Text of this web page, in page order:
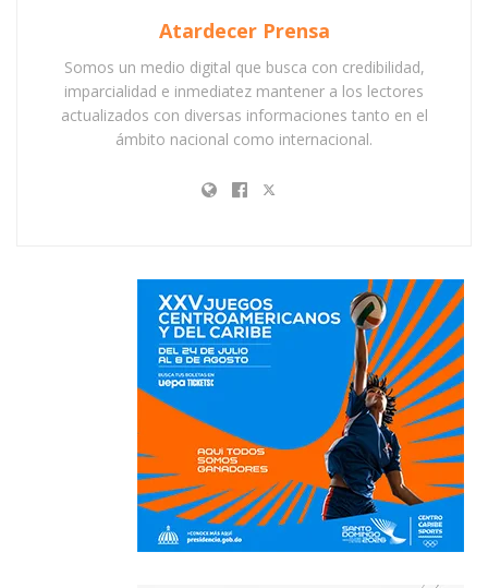
Atardecer Prensa
Somos un medio digital que busca con credibilidad,
imparcialidad e inmediatez mantener a los lectores
actualizados con diversas informaciones tanto en el
ámbito nacional como internacional.